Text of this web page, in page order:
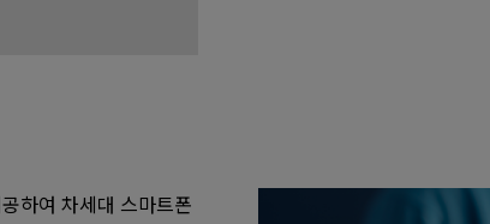
하여 차세대 스마트폰